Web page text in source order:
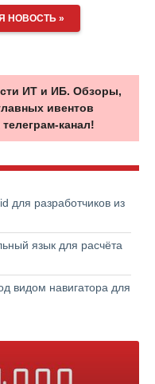
НОВОСТЬ »
ИТ и ИБ. Обзоры,
ивентов
канал!
для разработчиков из
язык для расчёта
видом навигатора для